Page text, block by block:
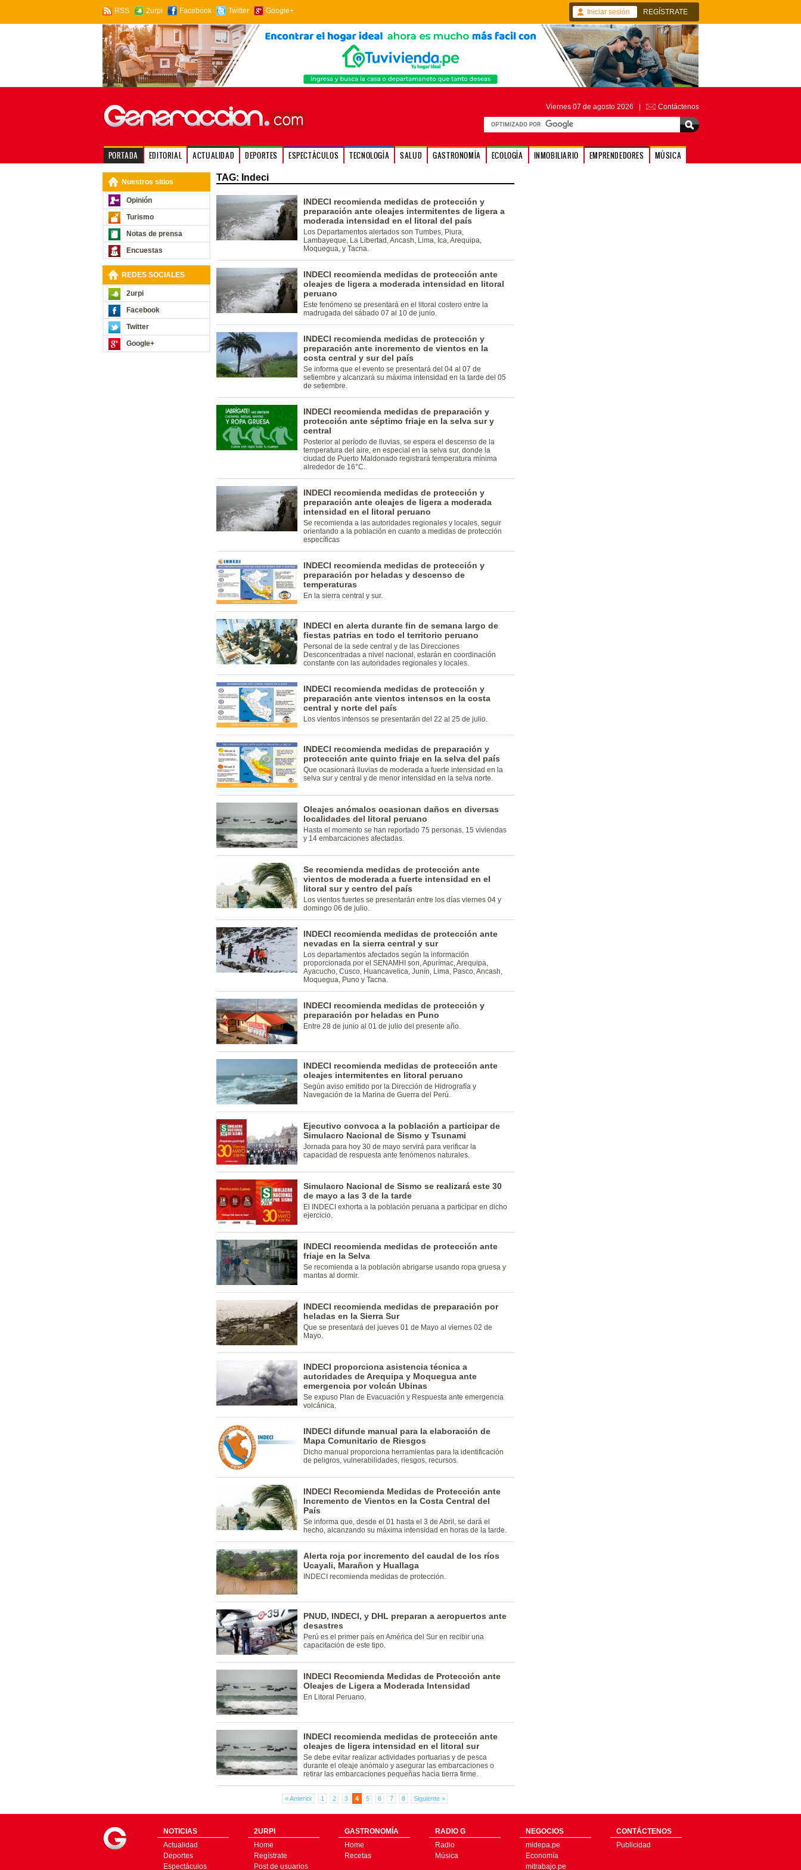
RSS 2urpi Facebook Twitter Google+ Iniciar sesión REGÍSTRATE
Viernes 07 de agosto 2026 | Contáctenos
PORTADA EDITORIAL ACTUALIDAD DEPORTES ESPECTÁCULOS TECNOLOGÍA SALUD GASTRONOMÍA ECOLOGÍA INMOBILIARIO EMPRENDEDORES MÚSICA
Nuestros sitios
Opinión
Turismo
Notas de prensa
Encuestas
REDES SOCIALES
2urpi
Facebook
Twitter
Google+
TAG: Indeci
INDECI recomienda medidas de protección y
preparación ante oleajes intermitentes de ligera a
moderada intensidad en el litoral del país
Los Departamentos alertados son Tumbes, Piura,
Lambayeque, La Libertad, Ancash, Lima, Ica, Arequipa,
Moquegua, y Tacna.
INDECI recomienda medidas de protección ante
oleajes de ligera a moderada intensidad en litoral
peruano
Este fenómeno se presentará en el litoral costero entre la
madrugada del sábado 07 al 10 de junio.
INDECI recomienda medidas de protección y
preparación ante incremento de vientos en la
costa central y sur del país
Se informa que el evento se presentará del 04 al 07 de
setiembre y alcanzará su máxima intensidad en la tarde del 05
de setiembre.
INDECI recomienda medidas de preparación y
protección ante séptimo friaje en la selva sur y
central
Posterior al período de lluvias, se espera el descenso de la
temperatura del aire, en especial en la selva sur, donde la
ciudad de Puerto Maldonado registrará temperatura mínima
alrededor de 16°C.
INDECI recomienda medidas de protección y
preparación ante oleajes de ligera a moderada
intensidad en el litoral peruano
Se recomienda a las autoridades regionales y locales, seguir
orientando a la población en cuanto a medidas de protección
específicas
INDECI recomienda medidas de protección y
preparación por heladas y descenso de
temperaturas
En la sierra central y sur.
INDECI en alerta durante fin de semana largo de
fiestas patrias en todo el territorio peruano
Personal de la sede central y de las Direcciones
Desconcentradas a nivel nacional, estarán en coordinación
constante con las autoridades regionales y locales.
INDECI recomienda medidas de protección y
preparación ante vientos intensos en la costa
central y norte del país
Los vientos intensos se presentarán del 22 al 25 de julio.
INDECI recomienda medidas de preparación y
protección ante quinto friaje en la selva del país
Que ocasionará lluvias de moderada a fuerte intensidad en la
selva sur y central y de menor intensidad en la selva norte.
Oleajes anómalos ocasionan daños en diversas
localidades del litoral peruano
Hasta el momento se han reportado 75 personas, 15 viviendas
y 14 embarcaciones afectadas.
Se recomienda medidas de protección ante
vientos de moderada a fuerte intensidad en el
litoral sur y centro del país
Los vientos fuertes se presentarán entre los días viernes 04 y
domingo 06 de julio.
INDECI recomienda medidas de protección ante
nevadas en la sierra central y sur
Los departamentos afectados según la información
proporcionada por el SENAMHI son, Apurímac, Arequipa,
Ayacucho, Cusco, Huancavelica, Junín, Lima, Pasco, Ancash,
Moquegua, Puno y Tacna.
INDECI recomienda medidas de protección y
preparación por heladas en Puno
Entre 28 de junio al 01 de julio del presente año.
INDECI recomienda medidas de protección ante
oleajes intermitentes en litoral peruano
Según aviso emitido por la Dirección de Hidrografía y
Navegación de la Marina de Guerra del Perú.
Ejecutivo convoca a la población a participar de
Simulacro Nacional de Sismo y Tsunami
Jornada para hoy 30 de mayo servirá para verificar la
capacidad de respuesta ante fenómenos naturales.
Simulacro Nacional de Sismo se realizará este 30
de mayo a las 3 de la tarde
El INDECI exhorta a la población peruana a participar en dicho
ejercicio.
INDECI recomienda medidas de protección ante
friaje en la Selva
Se recomienda a la población abrigarse usando ropa gruesa y
mantas al dormir.
INDECI recomienda medidas de preparación por
heladas en la Sierra Sur
Que se presentará del jueves 01 de Mayo al viernes 02 de
Mayo.
INDECI proporciona asistencia técnica a
autoridades de Arequipa y Moquegua ante
emergencia por volcán Ubinas
Se expuso Plan de Evacuación y Respuesta ante emergencia
volcánica.
INDECI difunde manual para la elaboración de
Mapa Comunitario de Riesgos
Dicho manual proporciona herramientas para la identificación
de peligros, vulnerabilidades, riesgos, recursos.
INDECI Recomienda Medidas de Protección ante
Incremento de Vientos en la Costa Central del
País
Se informa que, desde el 01 hasta el 3 de Abril, se dará el
hecho, alcanzando su máxima intensidad en horas de la tarde.
Alerta roja por incremento del caudal de los ríos
Ucayali, Marañon y Huallaga
INDECI recomienda medidas de protección.
PNUD, INDECI, y DHL preparan a aeropuertos ante
desastres
Perú es el primer país en América del Sur en recibir una
capacitación de este tipo.
INDECI Recomienda Medidas de Protección ante
Oleajes de Ligera a Moderada Intensidad
En Litoral Peruano.
INDECI recomienda medidas de protección ante
oleajes de ligera intensidad en el litoral sur
Se debe evitar realizar actividades portuarias y de pesca
durante el oleaje anómalo y asegurar las embarcaciones o
retirar las embarcaciones pequeñas hacia tierra firme.
« Anterior 1 2 3 4 5 6 7 8 Siguiente »
NOTICIAS
Actualidad
Deportes
Espectáculos
2URPI
Home
Regístrate
Post de usuarios
GASTRONOMÍA
Home
Recetas
RADIO G
Radio
Música
NEGOCIOS
midepa.pe
Economía
mitrabajo.pe
CONTÁCTENOS
Publicidad